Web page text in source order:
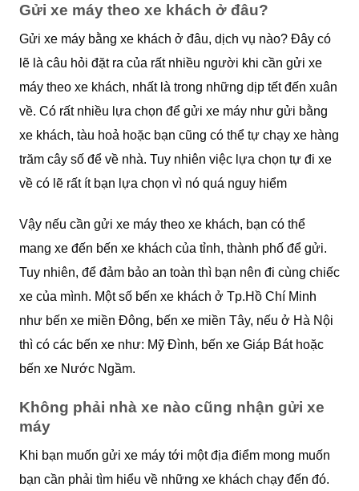
Gửi xe máy theo xe khách ở đâu?
Gửi xe máy bằng xe khách ở đâu, dịch vụ nào? Đây có
lẽ là câu hỏi đặt ra của rất nhiều người khi cần gửi xe
máy theo xe khách, nhất là trong những dịp tết đến xuân
về. Có rất nhiều lựa chọn để gửi xe máy như gửi bằng
xe khách, tàu hoả hoặc bạn cũng có thể tự chạy xe hàng
trăm cây số để về nhà. Tuy nhiên việc lựa chọn tự đi xe
về có lẽ rất ít bạn lựa chọn vì nó quá nguy hiểm
Vậy nếu cần gửi xe máy theo xe khách, bạn có thể
mang xe đến bến xe khách của tỉnh, thành phố để gửi.
Tuy nhiên, để đảm bảo an toàn thì bạn nên đi cùng chiếc
xe của mình. Một số bến xe khách ở Tp.Hồ Chí Minh
như bến xe miền Đông, bến xe miền Tây, nếu ở Hà Nội
thì có các bến xe như: Mỹ Đình, bến xe Giáp Bát hoặc
bến xe Nước Ngầm.
Không phải nhà xe nào cũng nhận gửi xe
máy
Khi bạn muốn gửi xe máy tới một địa điểm mong muốn
bạn cần phải tìm hiểu về những xe khách chạy đến đó.